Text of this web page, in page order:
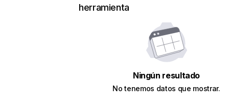
herramienta
Ningún resultado
No tenemos datos que mostrar.